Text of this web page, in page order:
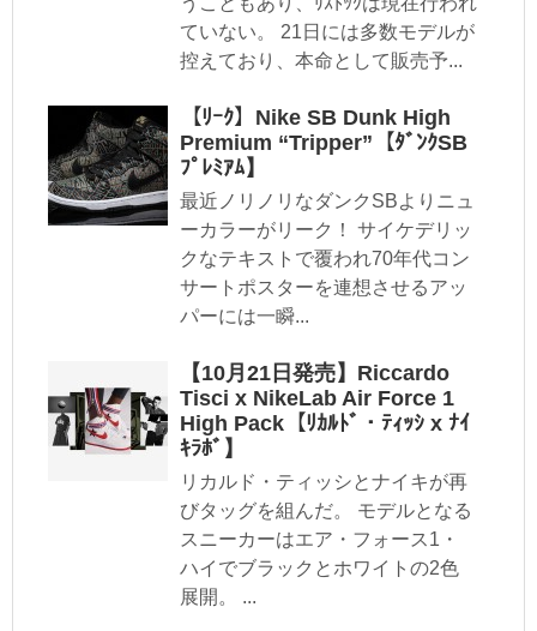
ていない。 21日には多数モデルが
控えており、本命として販売予...
【ﾘｰｸ】Nike SB Dunk High
Premium “Tripper”【ﾀﾞﾝｸSB
ﾌﾟﾚﾐｱﾑ】
最近ノリノリなダンクSBよりニュ
ーカラーがリーク！ サイケデリッ
クなテキストで覆われ70年代コン
サートポスターを連想させるアッ
パーには一瞬...
【10月21日発売】Riccardo
Tisci x NikeLab Air Force 1
High Pack【ﾘｶﾙﾄﾞ・ﾃｨｯｼ x ﾅｲ
ｷﾗﾎﾞ】
リカルド・ティッシとナイキが再
びタッグを組んだ。 モデルとなる
スニーカーはエア・フォース1・
ハイでブラックとホワイトの2色
展開。 ...